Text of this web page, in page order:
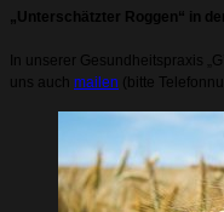
„Unterschätzter Roggen“ in
In unserer Gesundheitspraxis
uns auch mailen (bitte